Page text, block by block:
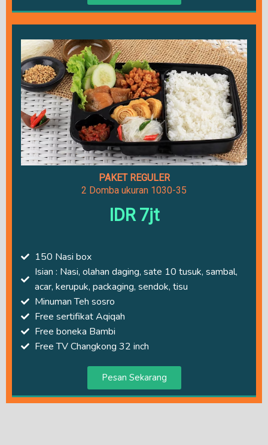
PAKET REGULER
2 Domba ukuran 1030-35
IDR 7jt
150 Nasi box
Isian : Nasi, olahan daging, sate 10 tusuk, sambal,
acar, kerupuk, packaging, sendok, tisu
Minuman Teh sosro
Free sertifikat Aqiqah
Free boneka Bambi
Free TV Changkong 32 inch
Pesan Sekarang